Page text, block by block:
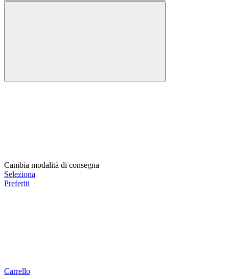
Cambia modalità di consegna
Seleziona
Preferiti
Carrello